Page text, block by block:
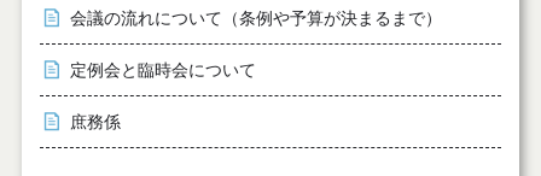
会議の流れについて（条例や予算が決まるまで）
定例会と臨時会について
庶務係